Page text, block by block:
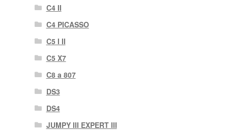
C4 II
C4 PICASSO
C5 I II
C5 X7
C8 a 807
DS3
DS4
JUMPY III EXPERT III